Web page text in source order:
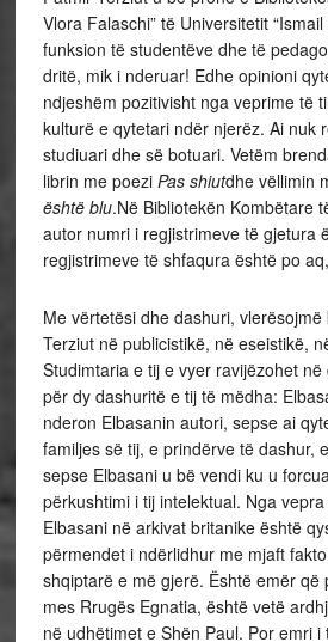
Vlora Falaschi” të Universitetit
funksion të studentëve dhe të
dritë, mik i nderuar! Edhe opinioni
ndjeshëm pozitivisht nga veprime të
kulturë e qytetari ndër njerëz. Ai nuk
studiuari dhe së botuari. Vetëm
librin me poezi Pas shiutdhe vëllimin
është blu.Në Bibliotekën Kombëtare
autor numri i regjistrimeve të gjetura
regjistrimeve të shfaqura është po
Me vërtetësi dhe dashuri,
Terziut në publicistikë, në eseistikë,
Studimtaria e tij e vyer ravijëzohet
për dy dashuritë e tij të mëdha:
nderon Elbasanin autori, sepse ai
familjes së tij, e prindërve të dashur,
sepse Elbasani u bë vendi ku u
përkushtimi i tij intelektual. Nga
Elbasani në arkivat britanike është
përmendet i ndërlidhur me mjaft
shqiptarë e më gjerë. Është emër që
mes Rrugës Egnatia, është vetë
në udhëtimet e Shën Paul. Por emri